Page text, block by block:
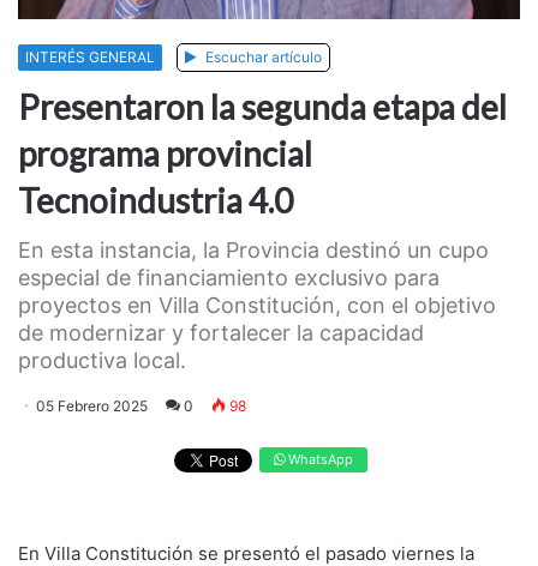
INTERÉS GENERAL Escuchar artículo
Presentaron la segunda etapa del
programa provincial
Tecnoindustria 4.0
En esta instancia, la Provincia destinó un cupo
especial de financiamiento exclusivo para
proyectos en Villa Constitución, con el objetivo
de modernizar y fortalecer la capacidad
productiva local.
05 Febrero 2025 0 98
WhatsApp
En Villa Constitución se presentó el pasado viernes la